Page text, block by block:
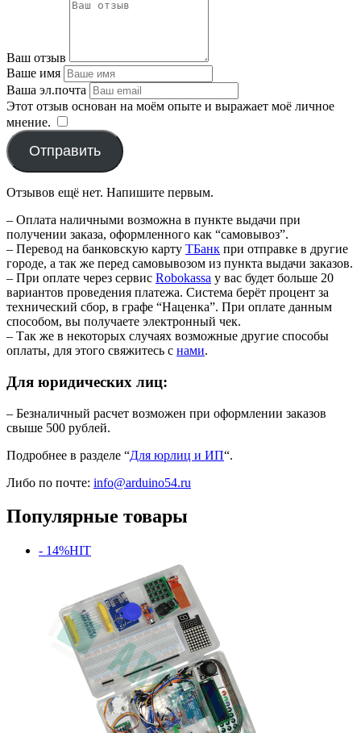
Ваш отзыв
Ваше имя
Ваша эл.почта
Этот отзыв основан на моём опыте и выражает моё личное
мнение.
Отправить
Отзывов ещё нет. Напишите первым.
– Оплата наличными возможна в пункте выдачи при
получении заказа, оформленного как “самовывоз”.
– Перевод на банковскую карту TБанк при отправке в другие
городе, а так же перед самовывозом из пункта выдачи заказов.
– При оплате через сервис Robokassa у вас будет больше 20
вариантов проведения платежа. Система берёт процент за
технический сбор, в графе “Наценка”. При оплате данным
способом, вы получаете электронный чек.
– Так же в некоторых случаях возможные другие способы
оплаты, для этого свяжитесь с нами.
Для юридических лиц:
– Безналичный расчет возможен при оформлении заказов
свыше 500 рублей.
Подробнее в разделе “Для юрлиц и ИП“.
Либо по почте: info@arduino54.ru
Популярные товары
- 14%HIT